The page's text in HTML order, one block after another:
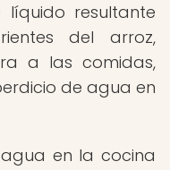
líquido resultante
del arroz,
a las comidas,
de agua en
en la cocina